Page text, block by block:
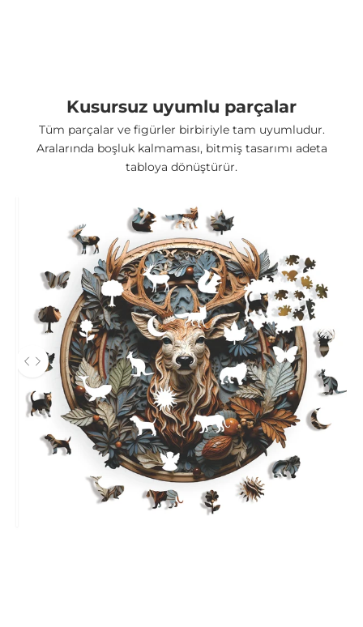
Kusursuz uyumlu parçalar
Tüm parçalar ve figürler birbiriyle tam uyumludur.
Aralarında boşluk kalmaması, bitmiş tasarımı adeta
tabloya dönüştürür.
Önce ve sonra fotoğrafları arasında gezinmek için sol ve sağ